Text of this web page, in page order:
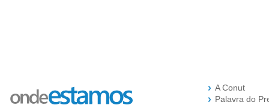
A Conut
Palavra do